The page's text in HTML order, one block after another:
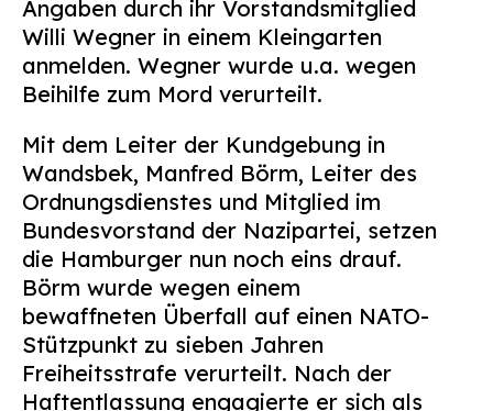
Angaben durch ihr Vorstandsmitglied
Willi Wegner in einem Kleingarten
anmelden. Wegner wurde u.a. wegen
Beihilfe zum Mord verurteilt.
Mit dem Leiter der Kundgebung in
Wandsbek, Manfred Börm, Leiter des
Ordnungsdienstes und Mitglied im
Bundesvorstand der Nazipartei, setzen
die Hamburger nun noch eins drauf.
Börm wurde wegen einem
bewaffneten Überfall auf einen NATO-
Stützpunkt zu sieben Jahren
Freiheitsstrafe verurteilt. Nach der
Haftentlassung engagierte er sich als